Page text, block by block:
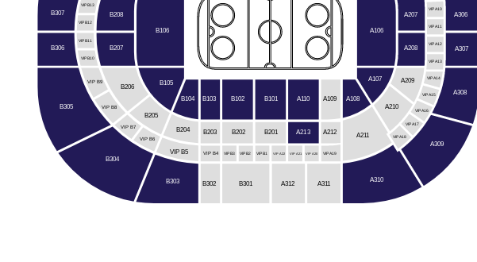
A106
A107
A108
A109
B103
B104
B105
B106
A207
A208
A209
A210
A211
A212
B203
B204
B205
B206
B207
B208 A306
A307
A308
A309
A310
A311
B302
B303
B304
B305
B306
B307 VIP A10
VIP A13
VIP A14
VIP A15
VIP A16
VIP A17
VIP A18
VIP A19
VIP B4
VIP B5
VIP B6
VIP B7
VIP B8
VIP B9
VIP B10
VIP B11
VIP B12
VIP B13
B301 A312
VIP B3 VIP B2 VIP B1 VIP A22 VIP A21 VIP A20
VIP A11
VIP A12
B201
B202 A213
B102 B101 A110